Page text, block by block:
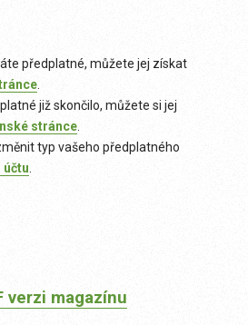
předplatné, můžete jej získat
již skončilo, můžete si jej
stránce
typ vašeho předplatného
účtu
verzi magazínu